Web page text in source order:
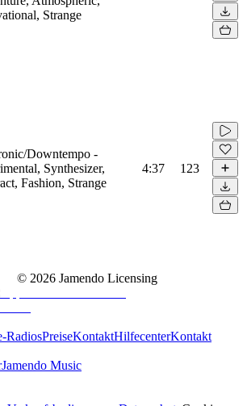
Strange
Downtempo -
Synthesizer,
Fashion, Strange
4:37 123
© 2026 Jamendo Licensing
RadiosPreiseKontaktHilfecenterKontakt
Jamendo Music